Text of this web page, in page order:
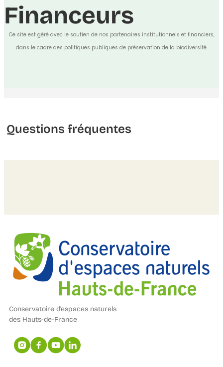
Financeurs
Ce site est géré avec le soutien de nos partenaires institutionnels et financiers,
dans le cadre des politiques publiques de préservation de la biodiversité.
Questions fréquentes
Conservatoire d’espaces naturels
des Hauts-de-France